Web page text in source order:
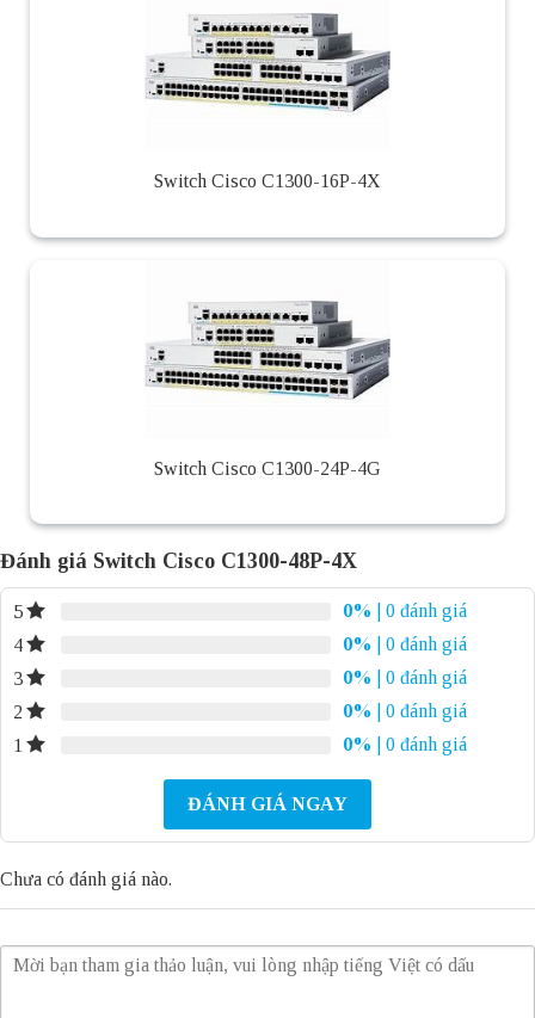
Switch Cisco C1300-16P-4X
Switch Cisco C1300-24P-4G
Đánh giá Switch Cisco C1300-48P-4X
5 0%
| 0 đánh giá
4
0%
| 0 đánh giá
3
0%
| 0 đánh giá
2
0%
| 0 đánh giá
1
0% | 0 đánh giá
ĐÁNH GIÁ NGAY
Chưa có đánh giá nào.